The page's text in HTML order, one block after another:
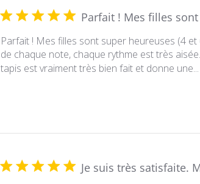
Parfait ! Mes filles sont
Parfait ! Mes filles sont super heureuses (4
de chaque note, chaque rythme est très
tapis est vraiment très bien fait et donne une...
Je suis très satisfaite.